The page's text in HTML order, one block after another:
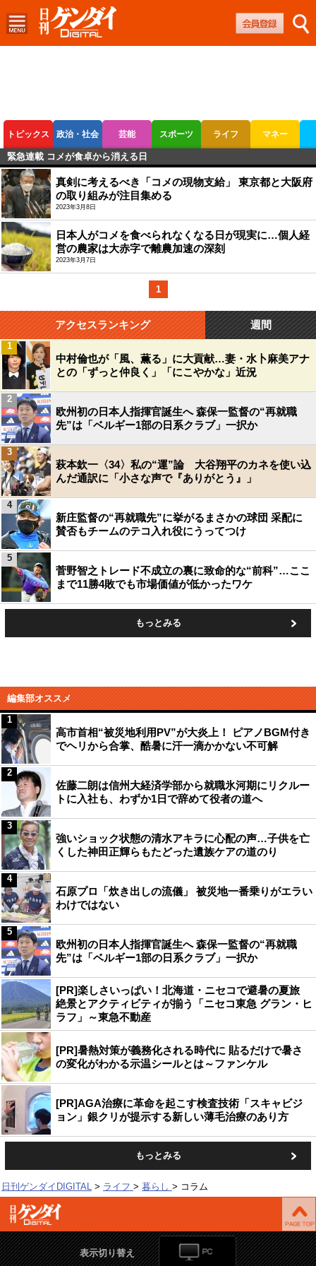
トピックス 政治・社会 芸能 スポーツ ライフ マネー
ボートレース 競輪 オートレース
緊急連載 コメが食卓から消える日
真剣に考えるべき「コメの現物支給」 東京都と大阪府
の取り組みが注目集める
2023年3月8日
日本人がコメを食べられなくなる日が現実に…個人経
営の農家は大赤字で離農加速の深刻
2023年3月7日
1
アクセスランキング 週間
中村倫也が「風、薫る」に大貢献…妻・水卜麻美アナ
との「ずっと仲良く」「にこやかな」近況
1
欧州初の日本人指揮官誕生へ 森保一監督の“再就職
先”は「ベルギー1部の日系クラブ」一択か
2
萩本欽一〈34〉私の“運”論 大谷翔平のカネを使い込
んだ通訳に「小さな声で『ありがとう』」
3
新庄監督の“再就職先”に挙がるまさかの球団 采配に
賛否もチームのテコ入れ役にうってつけ
4
菅野智之トレード不成立の裏に致命的な“前科”…ここ
まで11勝4敗でも市場価値が低かったワケ
5
もっとみる
編集部オススメ
高市首相“被災地利用PV”が大炎上！ ピアノBGM付き
でヘリから合掌、酷暑に汗一滴かかない不可解
1
佐藤二朗は信州大経済学部から就職氷河期にリクルー
トに入社も、わずか1日で辞めて役者の道へ
2
強いショック状態の清水アキラに心配の声…子供を亡
くした神田正輝らもたどった遺族ケアの道のり
3
石原プロ「炊き出しの流儀」 被災地一番乗りがエラい
わけではない
4
欧州初の日本人指揮官誕生へ 森保一監督の“再就職
先”は「ベルギー1部の日系クラブ」一択か
5
[PR]楽しさいっぱい！北海道・ニセコで避暑の夏旅
絶景とアクティビティが揃う「ニセコ東急 グラン・ヒ
ラフ」～東急不動産
[PR]暑熱対策が義務化される時代に 貼るだけで暑さ
の変化がわかる示温シールとは～ファンケル
[PR]AGA治療に革命を起こす検査技術「スキャビジ
ョン」銀クリが提示する新しい薄毛治療のあり方
もっとみる
日刊ゲンダイDIGITAL ライフ 暮らし コラム
表示切り替え